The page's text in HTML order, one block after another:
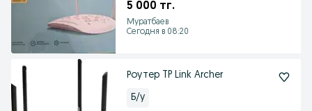
5 000 тг.
Муратбаев
Сегодня в 08:20
Роутер TP Link Archer
Б/у